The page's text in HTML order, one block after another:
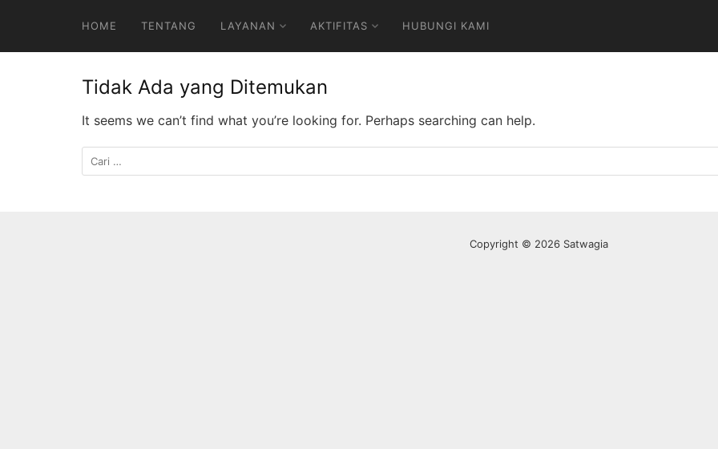
konten
HOME TENTANG LAYANAN AKTIFITAS HUBUNGI KAMI
Tidak Ada yang Ditemukan
It seems we can’t find what you’re looking for. Perhaps searching can help.
Cari
untuk:
Copyright © 2026 Satwagia